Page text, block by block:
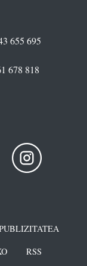
655 695
678 818
RSS